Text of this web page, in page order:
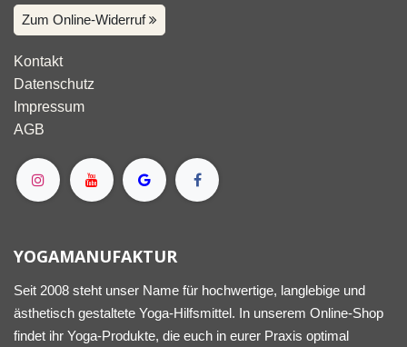
Zum Online-Widerruf
Kontakt
Datenschutz
Impressum
AGB
YOGAMANUFAKTUR
Seit 2008 steht unser Name für hochwertige, langlebige und
ästhetisch gestaltete Yoga-Hilfsmittel. In unserem Online-Shop
findet ihr Yoga-Produkte, die euch in eurer Praxis optimal